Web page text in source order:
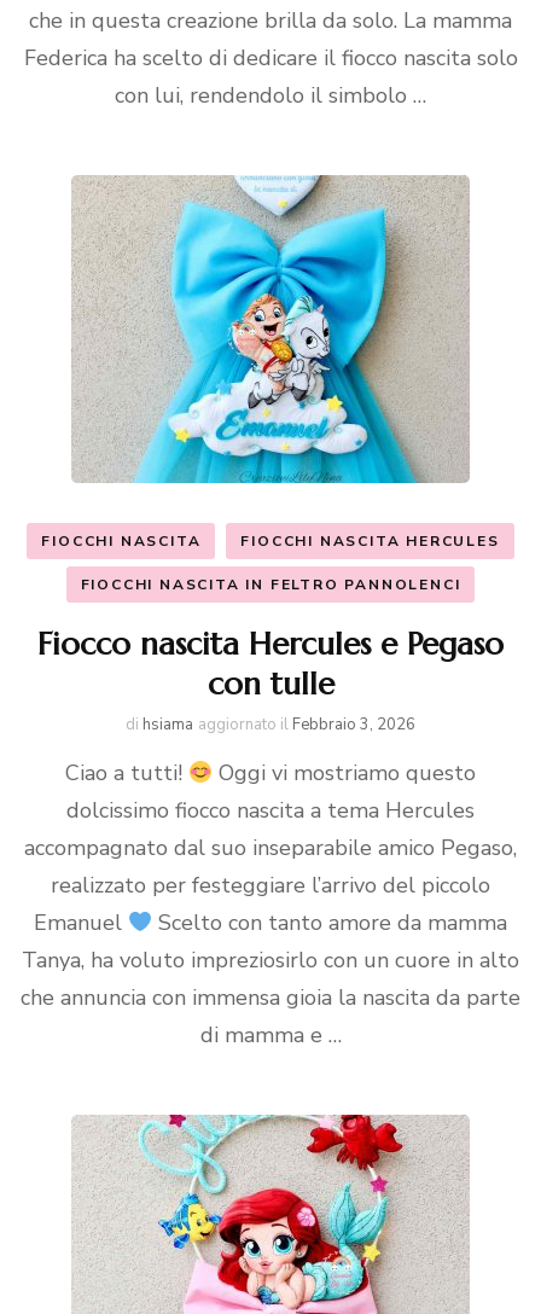
che in questa creazione brilla da solo. La mamma
Federica ha scelto di dedicare il fiocco nascita solo
con lui, rendendolo il simbolo …
FIOCCHI NASCITA FIOCCHI NASCITA HERCULES
FIOCCHI NASCITA IN FELTRO PANNOLENCI
Fiocco nascita Hercules e Pegaso
con tulle
di hsiama aggiornato il Febbraio 3, 2026
Ciao a tutti!
Oggi vi mostriamo questo
dolcissimo fiocco nascita a tema Hercules
accompagnato dal suo inseparabile amico Pegaso,
realizzato per festeggiare l’arrivo del piccolo
Emanuel
Scelto con tanto amore da mamma
Tanya, ha voluto impreziosirlo con un cuore in alto
che annuncia con immensa gioia la nascita da parte
di mamma e …